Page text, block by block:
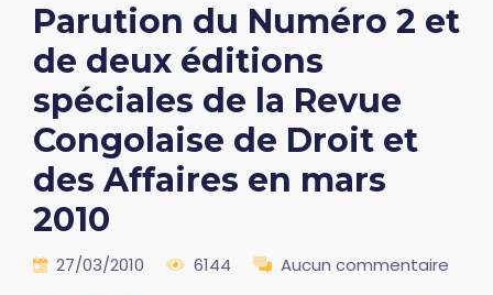
Parution du Numéro 2 et
de deux éditions
spéciales de la Revue
Congolaise de Droit et
des Affaires en mars
2010
27/03/2010 6144
Aucun commentaire